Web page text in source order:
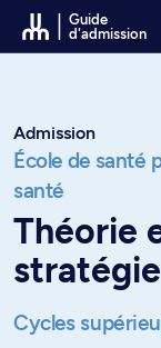
Passer au contenu
Guide
d'admission
Admission
École de santé
santé
Théorie
stratégie
Cycles